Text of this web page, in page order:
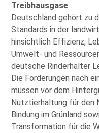
Treibhausgase
Deutschland gehört zu
Standards in der
hinsichtlich Effizienz,
Umwelt- und
deutsche Rinderhalter
Die Forderungen nach
müssen vor dem
Nutztierhaltung für den
Bindung im Grünland
Transformation für die